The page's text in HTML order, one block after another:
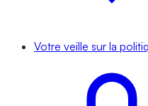
Votre veille sur la